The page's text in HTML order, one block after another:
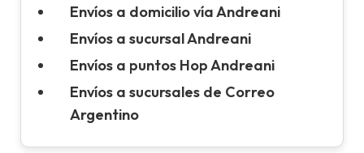
Envíos a domicilio vía Andreani
Envíos a sucursal Andreani
Envíos a puntos Hop Andreani
Envíos a sucursales de Correo
Argentino